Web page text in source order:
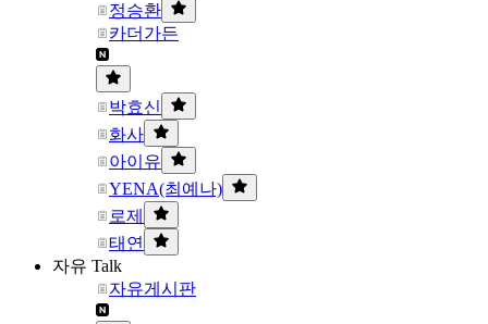
정승환
카더가든
박효신
화사
아이유
YENA(최예나)
로제
태연
자유 Talk
자유게시판